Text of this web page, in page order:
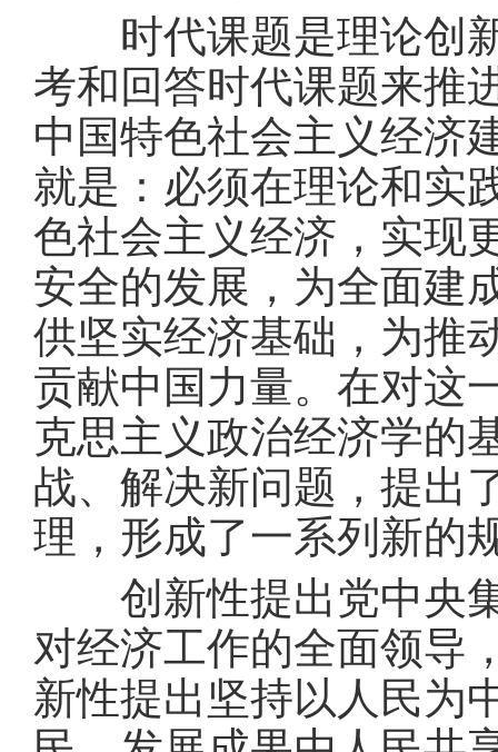
时代课题是理论创新
考和回答时代课题来推
中国特色社会主义经济
就是：必须在理论和实
色社会主义经济，实现
安全的发展，为全面建
供坚实经济基础，为推
贡献中国力量。在对这
克思主义政治经济学的
战、解决新问题，提出
理，形成了一系列新的
创新性提出党中央集
对经济工作的全面领导
新性提出坚持以人民为